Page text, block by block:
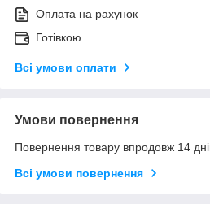
Оплата на рахунок
Готівкою
Всі умови оплати
Умови повернення
Повернення товару впродовж 14
Всі умови повернення